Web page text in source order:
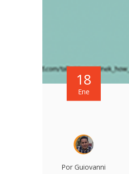
18
Ene
Por Guiovanni